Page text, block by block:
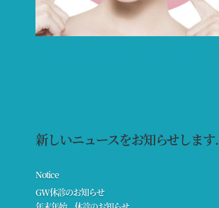
新しいニュースをお知らせします.
Notice
GW休診のお知らせ